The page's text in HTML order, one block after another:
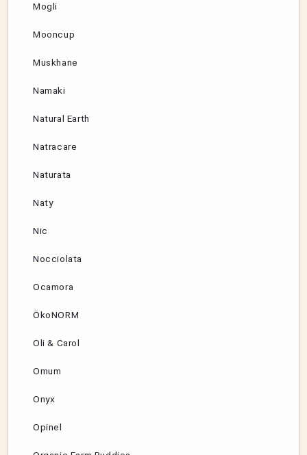
Mogli
Mooncup
Muskhane
Namaki
Natural Earth
Natracare
Naturata
Naty
Nic
Nocciolata
Ocamora
ÖkoNORM
Oli & Carol
Omum
Onyx
Opinel